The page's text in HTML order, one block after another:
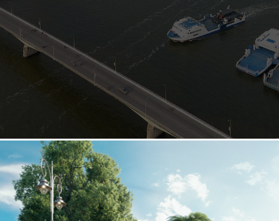
đủ lợi thế để phát triển du lịch đa dạng từ biển, đảo, lễ hội văn
nhất cả nước và được mệnh danh là Maldives của Việt Nam.
trung tâm thành phố ra Đảo Hải Tặc (ước tính chỉ khoảng 20